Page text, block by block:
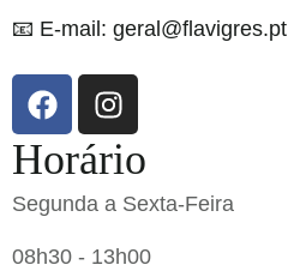
📧 E-mail: geral@flavigres.pt
Horário
Segunda a Sexta-Feira
08h30 - 13h00